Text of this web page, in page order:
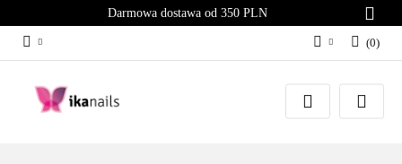
Darmowa dostawa od 350 PLN
Zaloguj się
Załóż konto
(0)